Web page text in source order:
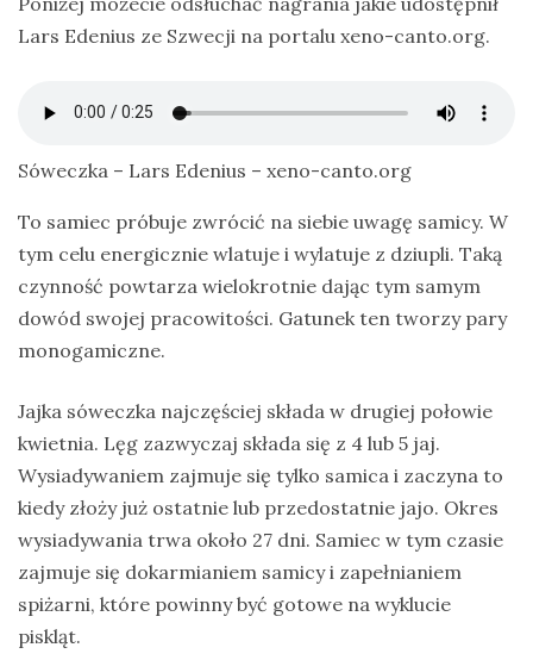
Lars Edenius ze Szwecji na portalu xeno-canto.org.
Sóweczka – Lars Edenius – xeno-canto.org
To samiec próbuje zwrócić na siebie uwagę samicy. W
tym celu energicznie wlatuje i wylatuje z dziupli. Taką
czynność powtarza wielokrotnie dając tym samym
dowód swojej pracowitości. Gatunek ten tworzy pary
monogamiczne.
Jajka sóweczka najczęściej składa w drugiej połowie
kwietnia. Lęg zazwyczaj składa się z 4 lub 5 jaj.
Wysiadywaniem zajmuje się tylko samica i zaczyna to
kiedy złoży już ostatnie lub przedostatnie jajo. Okres
wysiadywania trwa około 27 dni. Samiec w tym czasie
zajmuje się dokarmianiem samicy i zapełnianiem
spiżarni, które powinny być gotowe na wyklucie
piskląt.